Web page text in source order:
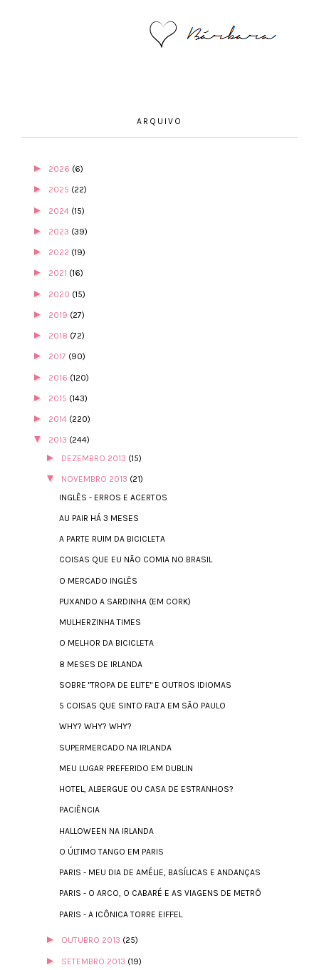
ARQUIVO
► 2026 (6)
► 2025 (22)
► 2024 (15)
► 2023 (39)
► 2022 (19)
► 2021 (16)
► 2020 (15)
► 2019 (27)
► 2018 (72)
► 2017 (90)
► 2016 (120)
► 2015 (143)
► 2014 (220)
▼ 2013 (244)
► DEZEMBRO 2013 (15)
▼ NOVEMBRO 2013 (21)
INGLÊS - ERROS E ACERTOS
AU PAIR HÁ 3 MESES
A PARTE RUIM DA BICICLETA
COISAS QUE EU NÃO COMIA NO BRASIL
O MERCADO INGLÊS
PUXANDO A SARDINHA (EM CORK)
MULHERZINHA TIMES
O MELHOR DA BICICLETA
8 MESES DE IRLANDA
SOBRE "TROPA DE ELITE" E OUTROS IDIOMAS
5 COISAS QUE SINTO FALTA EM SÃO PAULO
WHY? WHY? WHY?
SUPERMERCADO NA IRLANDA
MEU LUGAR PREFERIDO EM DUBLIN
HOTEL, ALBERGUE OU CASA DE ESTRANHOS?
PACIÊNCIA
HALLOWEEN NA IRLANDA
O ÚLTIMO TANGO EM PARIS
PARIS - MEU DIA DE AMÉLIE, BASÍLICAS E ANDANÇAS
PARIS - O ARCO, O CABARÉ E AS VIAGENS DE METRÔ
PARIS - A ICÔNICA TORRE EIFFEL
► OUTUBRO 2013 (25)
► SETEMBRO 2013 (19)